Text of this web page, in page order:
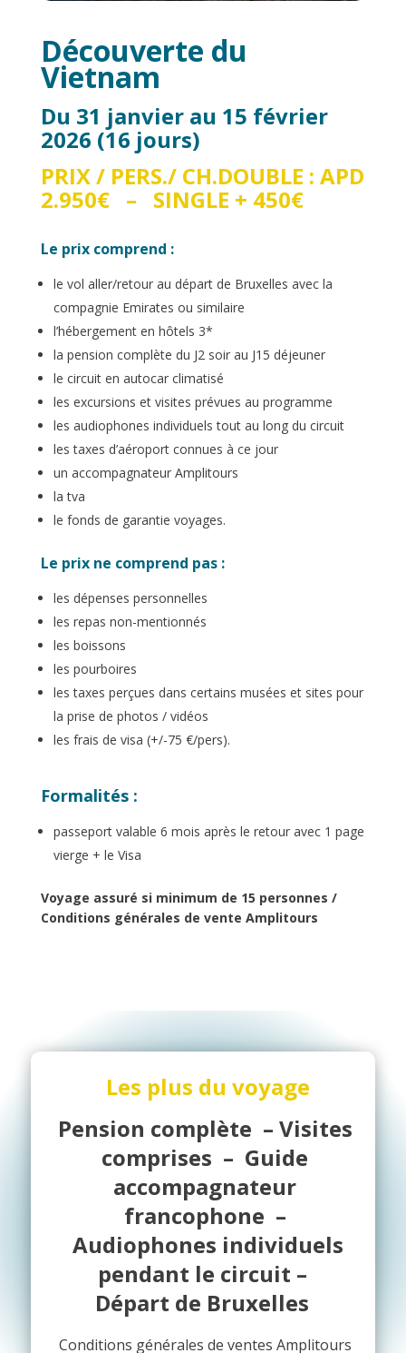
Découverte du
Vietnam
Du 31 janvier au 15 février
2026 (16 jours)
PRIX / PERS./ CH.DOUBLE : APD
2.950€ – SINGLE + 450€
Le prix comprend :
le vol aller/retour au départ de Bruxelles avec la
compagnie Emirates ou similaire
l’hébergement en hôtels 3*
la pension complète du J2 soir au J15 déjeuner
le circuit en autocar climatisé
les excursions et visites prévues au programme
les audiophones individuels tout au long du circuit
les taxes d’aéroport connues à ce jour
un accompagnateur Amplitours
la tva
le fonds de garantie voyages.
Le prix ne comprend pas :
les dépenses personnelles
les repas non-mentionnés
les boissons
les pourboires
les taxes perçues dans certains musées et sites pour
la prise de photos / vidéos
les frais de visa (+/-75 €/pers).
Formalités :
passeport valable 6 mois après le retour avec 1 page
vierge + le Visa
Voyage assuré si minimum de 15 personnes /
Conditions générales de vente Amplitours
Les plus du voyage
Pension complète – Visites
comprises – Guide
accompagnateur
francophone –
Audiophones individuels
pendant le circuit –
Départ de Bruxelles
Conditions générales de ventes Amplitours